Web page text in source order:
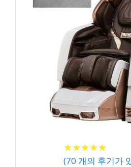
★★★★★
★★★★★
(70 개의 후기가